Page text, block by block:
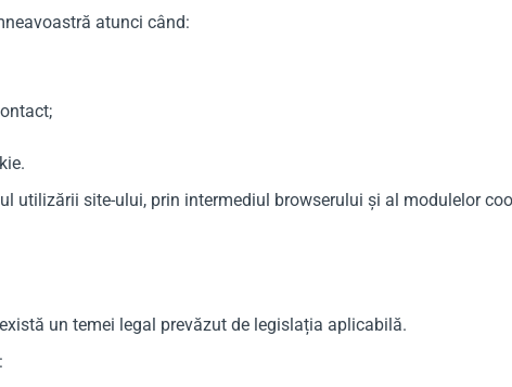
atunci când:
site-ului, prin intermediul browserului și al modulelor
un temei legal prevăzut de legislația aplicabilă.